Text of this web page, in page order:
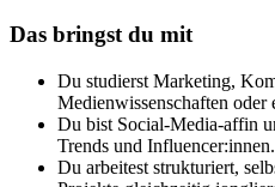
Das bringst du mit
Du studierst Marketing,
Medienwissenschaften oder
Du bist Social-Media-affin
Trends und Influencer:innen.
Du arbeitest strukturiert,